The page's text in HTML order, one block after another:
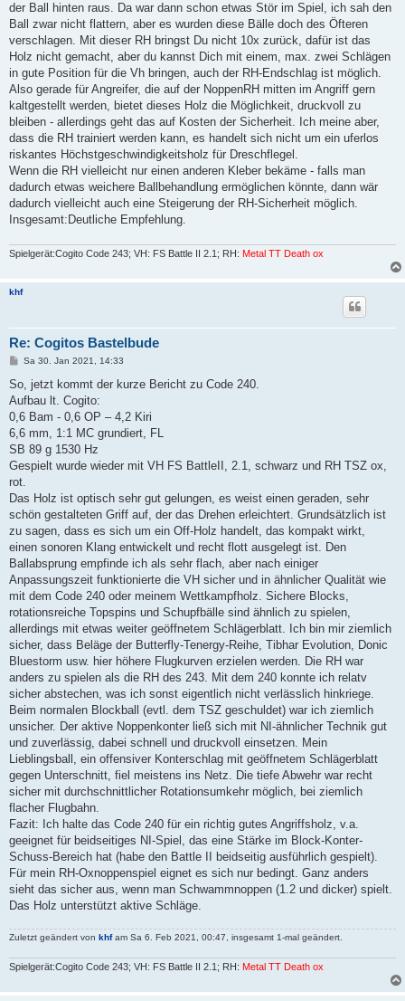
der Ball hinten raus. Da war dann schon etwas Stör im Spiel, ich sah den
Ball zwar nicht flattern, aber es wurden diese Bälle doch des Öfteren
verschlagen. Mit dieser RH bringst Du nicht 10x zurück, dafür ist das
Holz nicht gemacht, aber du kannst Dich mit einem, max. zwei Schlägen
in gute Position für die Vh bringen, auch der RH-Endschlag ist möglich.
Also gerade für Angreifer, die auf der NoppenRH mitten im Angriff gern
kaltgestellt werden, bietet dieses Holz die Möglichkeit, druckvoll zu
bleiben - allerdings geht das auf Kosten der Sicherheit. Ich meine aber,
dass die RH trainiert werden kann, es handelt sich nicht um ein uferlos
riskantes Höchstgeschwindigkeitsholz für Dreschflegel.
Wenn die RH vielleicht nur einen anderen Kleber bekäme - falls man
dadurch etwas weichere Ballbehandlung ermöglichen könnte, dann wär
dadurch vielleicht auch eine Steigerung der RH-Sicherheit möglich.
Insgesamt:Deutliche Empfehlung.
Spielgerät:Cogito Code 243; VH: FS Battle II 2.1; RH: Metal TT Death ox
khf
Re: Cogitos Bastelbude
B
i
r
a
Sa 30. Jan 2021, 14:33
So, jetzt kommt der kurze Bericht zu Code 240.
Aufbau lt. Cogito:
0,6 Bam - 0,6 OP – 4,2 Kiri
6,6 mm, 1:1 MC grundiert, FL
SB 89 g 1530 Hz
Gespielt wurde wieder mit VH FS BattleII, 2.1, schwarz und RH TSZ ox,
rot.
Das Holz ist optisch sehr gut gelungen, es weist einen geraden, sehr
schön gestalteten Griff auf, der das Drehen erleichtert. Grundsätzlich ist
zu sagen, dass es sich um ein Off-Holz handelt, das kompakt wirkt,
einen sonoren Klang entwickelt und recht flott ausgelegt ist. Den
Ballabsprung empfinde ich als sehr flach, aber nach einiger
Anpassungszeit funktionierte die VH sicher und in ähnlicher Qualität wie
mit dem Code 240 oder meinem Wettkampfholz. Sichere Blocks,
rotationsreiche Topspins und Schupfbälle sind ähnlich zu spielen,
allerdings mit etwas weiter geöffnetem Schlägerblatt. Ich bin mir ziemlich
sicher, dass Beläge der Butterfly-Tenergy-Reihe, Tibhar Evolution, Donic
Bluestorm usw. hier höhere Flugkurven erzielen werden. Die RH war
anders zu spielen als die RH des 243. Mit dem 240 konnte ich relatv
sicher abstechen, was ich sonst eigentlich nicht verlässlich hinkriege.
Beim normalen Blockball (evtl. dem TSZ geschuldet) war ich ziemlich
unsicher. Der aktive Noppenkonter ließ sich mit NI-ähnlicher Technik gut
und zuverlässig, dabei schnell und druckvoll einsetzen. Mein
Lieblingsball, ein offensiver Konterschlag mit geöffnetem Schlägerblatt
gegen Unterschnitt, fiel meistens ins Netz. Die tiefe Abwehr war recht
sicher mit durchschnittlicher Rotationsumkehr möglich, bei ziemlich
flacher Flugbahn.
Fazit: Ich halte das Code 240 für ein richtig gutes Angriffsholz, v.a.
geeignet für beidseitiges NI-Spiel, das eine Stärke im Block-Konter-
Schuss-Bereich hat (habe den Battle II beidseitig ausführlich gespielt).
Für mein RH-Oxnoppenspiel eignet es sich nur bedingt. Ganz anders
sieht das sicher aus, wenn man Schwammnoppen (1.2 und dicker) spielt.
Das Holz unterstützt aktive Schläge.
Zuletzt geändert von khfam Sa 6. Feb 2021, 00:47, insgesamt 1-mal geändert.
Spielgerät:Cogito Code 243; VH: FS Battle II 2.1; RH: Metal TT Death ox